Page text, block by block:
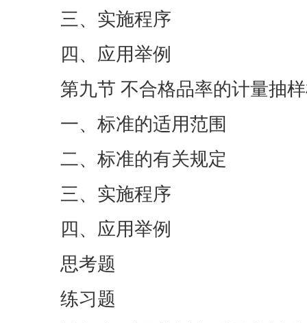
三、实施程序
四、应用举例
第九节 不合格品率的计量抽
一、标准的适用范围
二、标准的有关规定
三、实施程序
四、应用举例
思考题
练习题